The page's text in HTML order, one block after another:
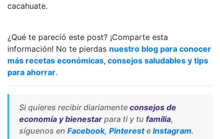
cacahuate.
¿Qué te pareció este post? ¡Comparte esta
información! No te pierdas nuestro blog para conocer
más recetas económicas, consejos saludables y tips
para ahorrar.
Si quieres recibir diariamente consejos de
economía y bienestar para ti y tu familia,
síguenos en Facebook, Pintereste Instagram.